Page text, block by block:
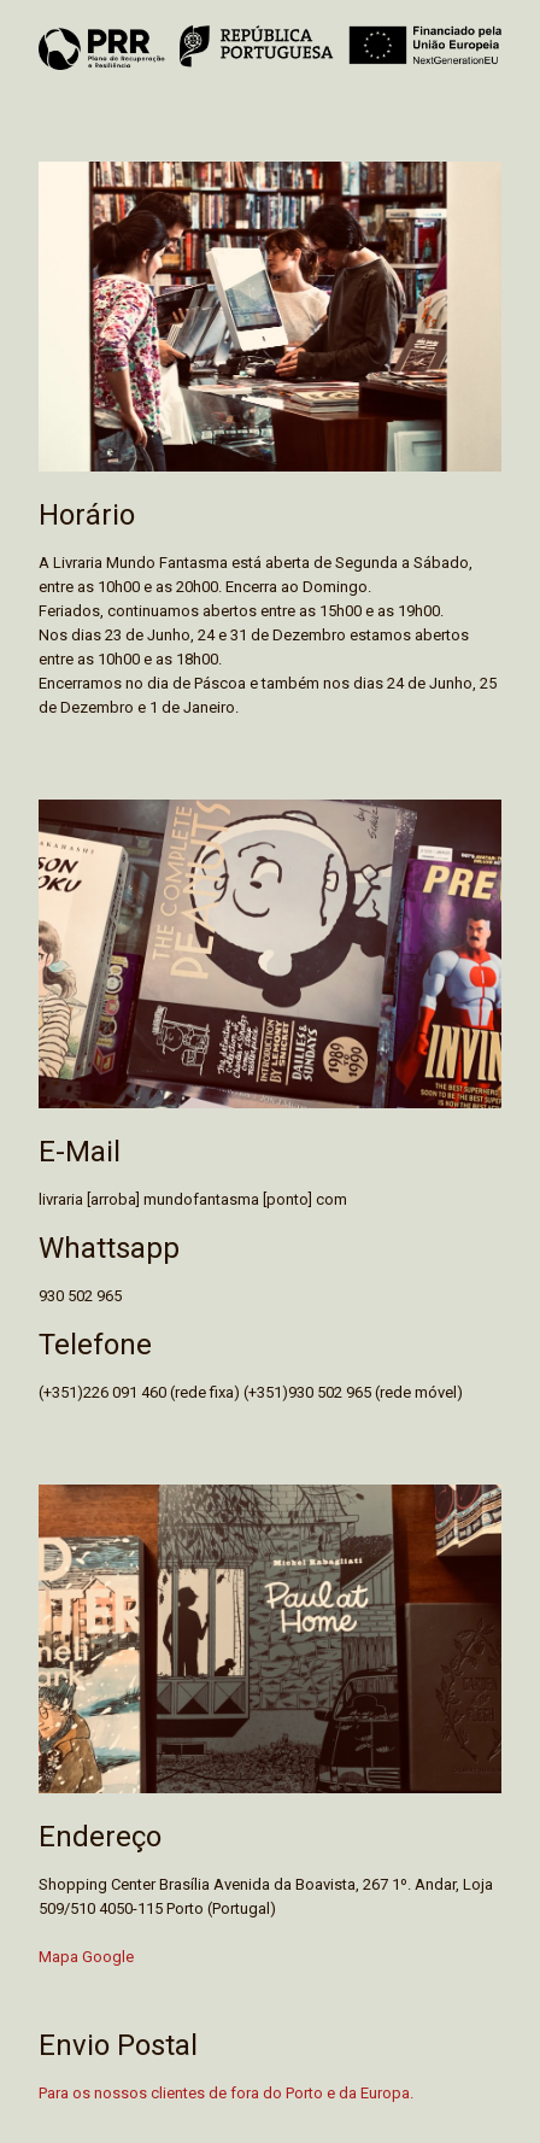
Horário
A Livraria Mundo Fantasma está aberta de Segunda a Sábado,
entre as 10h00 e as 20h00. Encerra ao Domingo.
Feriados, continuamos abertos entre as 15h00 e as 19h00.
Nos dias 23 de Junho, 24 e 31 de Dezembro estamos abertos
entre as 10h00 e as 18h00.
Encerramos no dia de Páscoa e também nos dias 24 de Junho, 25
de Dezembro e 1 de Janeiro.
E-Mail
livraria [arroba] mundofantasma [ponto] com
Whattsapp
930 502 965
Telefone
(+351)226 091 460 (rede fixa) (+351)930 502 965 (rede móvel)
Endereço
Shopping Center Brasília Avenida da Boavista, 267 1º. Andar, Loja
509/510 4050-115 Porto (Portugal)
Mapa Google
Envio Postal
Para os nossos clientes de fora do Porto e da Europa.